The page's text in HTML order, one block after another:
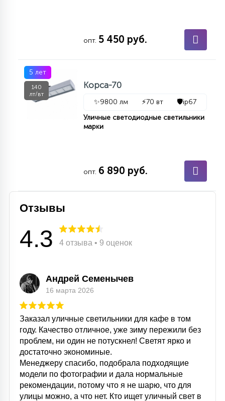
опт. 5 450 руб.
5 лет
140
лт/вт
Корса-70
✨9800 лм ⚡70 вт 🛡️ip67
Уличные светодиодные светильники
марки
опт. 6 890 руб.
Отзывы
4.3 4 отзыва • 9 оценок
Андрей Семенычев
16 марта 2026
Заказал уличные светильники для кафе в том
году. Качество отличное, уже зиму пережили без
проблем, ни один не потускнел! Светят ярко и
достаточно экономиные.
Менеджеру спасибо, подобрала подходящие
модели по фотографии и дала нормальные
рекомендации, потому что я не шарю, что для
улицы можно, а что нет. Кто ищет уличный свет в